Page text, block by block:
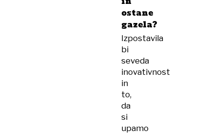
ostane
gazela?
Izpostavila
bi
seveda
inovativnost
in
to,
da
si
upamo